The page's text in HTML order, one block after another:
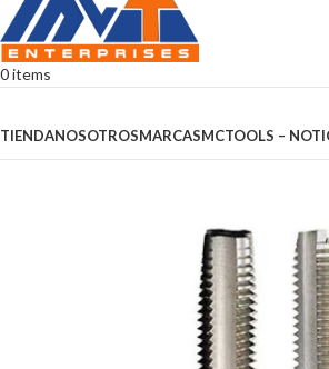
0items
TIENDANOSOTROSMARCASMCTOOLS –